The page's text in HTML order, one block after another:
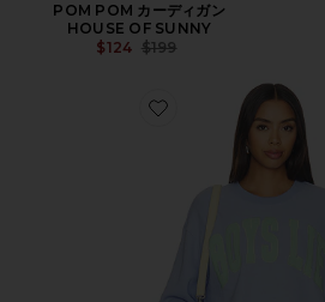
POM POM カーディガン
HOUSE OF SUNNY
$124 Previous price:
$199
Favorite RAZZLE